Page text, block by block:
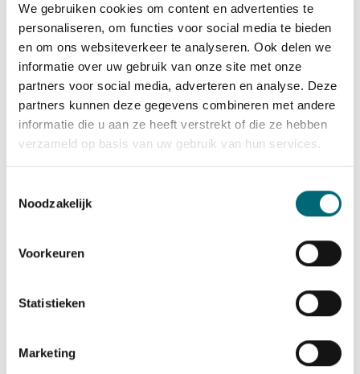
We gebruiken cookies om content en advertenties te
personaliseren, om functies voor social media te bieden
en om ons websiteverkeer te analyseren. Ook delen we
informatie over uw gebruik van onze site met onze
partners voor social media, adverteren en analyse. Deze
partners kunnen deze gegevens combineren met andere
informatie die u aan ze heeft verstrekt of die ze hebben
verzameld op basis van uw gebruik van hun services.
Noodzakelijk
Voorkeuren
Statistieken
Marketing
budget en behoeften
Contacten met gespecialiseerde
verzekeraars die ervaring hebben met
taxichauffeurs
Begeleiding bij het vergelijken van offertes
en het kiezen van de beste dekking
Ondersteuning bij het complete
opstartproces, van opleiding tot de eerste
Doorlopende advisering over wijzigingen in
Of je nu kiest voor een eigen taxi of lease, wij
goed verzekerd en conform alle regelgeving
vrijblijvend gesprek over jouw situatie, of
bekijk
onze vacatures